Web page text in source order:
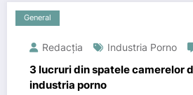
General
Redacția Industria Porno
3 lucruri din spatele camerelor
industria porno